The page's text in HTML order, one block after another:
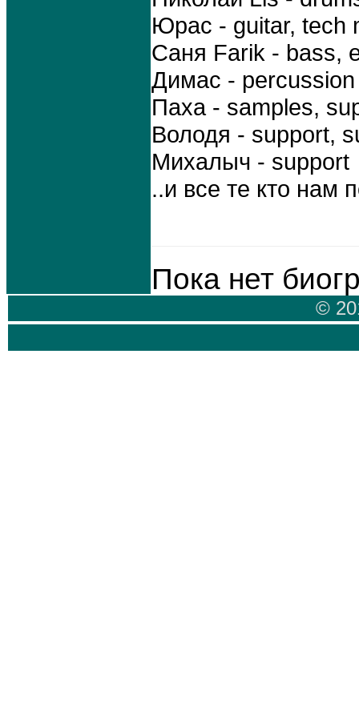
Юрас - guitar, tech
Саня Farik - bass,
Димас -
Паха - samples,
Володя - support,
Михалыч - support
..и все те кто нам
Пока нет
©